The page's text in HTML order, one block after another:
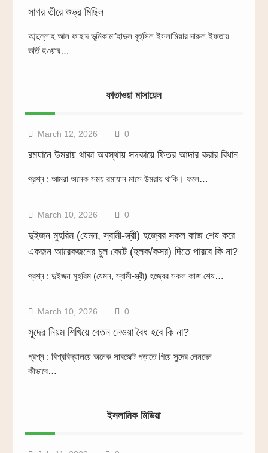
সাগর তীরে শুভ্র মিছিল
আব্দুল্লাহ আল ফাহাদ ভূমিকামা’হাদুল বুহুসিল ইসলামিয়ার দারুল ইফতায়
ভর্তি হওয়ার…
ফাতাওয়া মাসায়েল
March 12, 2026 0
রমযানে উমরায় থাকা অবস্থায় সদকায়ে ফিতর আদার করার বিধান
প্রশ্ন : আমরা অনেক সময় রমাযান মাসে উমরায় থাকি। ফলে…
March 10, 2026 0
দুইজন মুহরিম (যেমন, স্বামী-স্ত্রী) হজ্বের সকল কাজ শেষ করে
একজন আরেকজনের চুল কেটে (হলক/কসর) দিতে পারবে কি না?
প্রশ্ন : দুইজন মুহরিম (যেমন, স্বামী-স্ত্রী) হজ্বের সকল কাজ শেষ…
March 10, 2026 0
সুদের নিয়ম শিখিয়ে বেতন নেওয়া বৈধ হবে কি না?
প্রশ্ন : বিশ্ববিদ্যালয়ে অনেক সাবজেক্ট পড়াতে গিয়ে সুদের লেনদেন
কীভাবে…
ইসলামিক মিডিয়া